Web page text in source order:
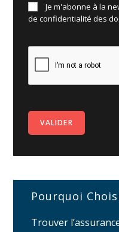
Je m'abonne à la
deconfidentialité des
Pourquoi
Trouver